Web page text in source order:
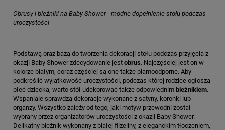
Obrusy i bieżniki na Baby Shower - modne dopełnienie stołu podczas
uroczystości
Podstawą oraz bazą do tworzenia dekoracji stołu podczas przyjęcia z
okazji Baby Shower zdecydowanie jest obrus. Najczęściej jest on w
kolorze białym, coraz częściej są one także plamoodporne. Aby
podkreślić wyjątkowość uroczystości, podczas której rodzice ogłoszą
płeć dziecka, warto stół udekorować także odpowiednim bieżnikiem.
Wspaniale sprawdzą dekoracje wykonane z satyny, koronki lub
organzy. Wszystko zależy od tego, jaki motyw przewodni został
wybrany przez organizatorów uroczystości z okazji Baby Shower.
Delikatny bieżnik wykonany z białej flizeliny, z eleganckim tłoczeniem,